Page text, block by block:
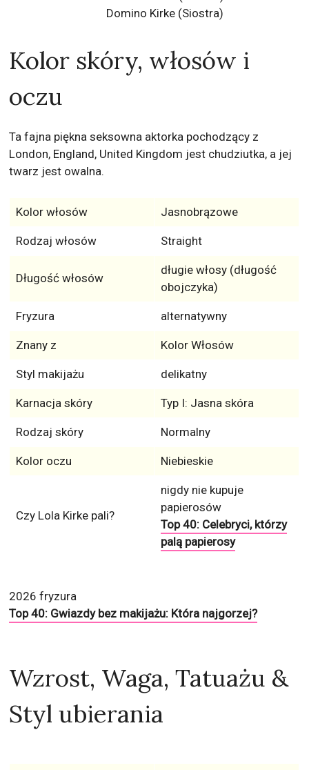
Domino Kirke(Siostra)
Kolor skóry, włosów i
oczu
Ta fajna piękna seksowna aktorka pochodzący z
London, England, United Kingdom jest chudziutka, a jej
twarz jest owalna.
Kolor włosów Jasnobrązowe
Rodzaj włosów Straight
Długość włosów
długie włosy (długość
obojczyka)
Fryzura alternatywny
Znany z Kolor Włosów
Styl makijażu delikatny
Karnacja skóry Typ I: Jasna skóra
Rodzaj skóry Normalny
Kolor oczu Niebieskie
Czy Lola Kirke pali?
nigdy nie kupuje
papierosów
Top 40: Celebryci, którzy
palą papierosy
2026 fryzura
Top 40: Gwiazdy bez makijażu: Która najgorzej?
Wzrost, Waga, Tatuażu &
Styl ubierania